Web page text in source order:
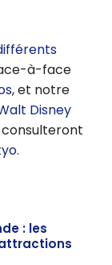
à-face
, et notre
Disney
consulteront
.
: les